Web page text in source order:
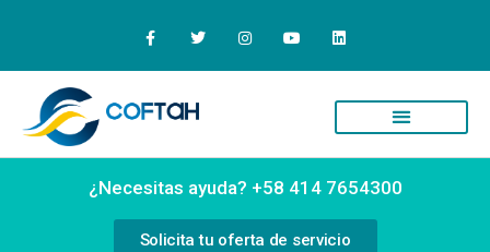
¿Necesitas ayuda? +58 414 7654300
Solicita tu oferta de servicio